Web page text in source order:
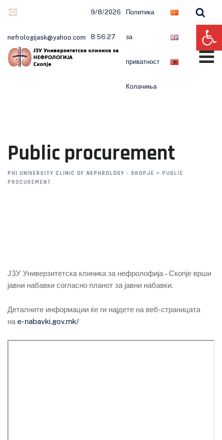
nefrologijask@yahoo.com
9/8/2026
8:56:28
Политика
за
приватност
Колачиња
Public procurement
PHI UNIVERSITY CLINIC OF NEPHROLOGY - SKOPJE > PUBLIC
PROCUREMENT
ЈЗУ Универзитетска клиника за нефролофија – Скопје врши
јавни набавки согласно планот за јавни набавки.
Деталните информации ќе ги најдете на веб-страницата
на e-nabavki.gov.mk/